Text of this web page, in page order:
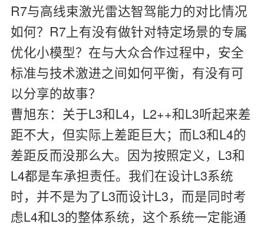
R7与高线束激光雷达智驾能力的对比情况
如何？R7上有没有做针对特定场景的专属
优化小模型？在与大众合作过程中，安全
标准与技术激进之间如何平衡，有没有可
以分享的故事？
曹旭东： 关于L3和L4，L2++和L3听起来差
距不大，但实际上差距巨大；而L3和L4的
差距反而没那么大。因为按照定义，L3和
L4都是车承担责任。我们在设计L3系统
时，并不是为了L3而设计L3，而是同时考
虑L4和L3的整体系统，这个系统一定能通